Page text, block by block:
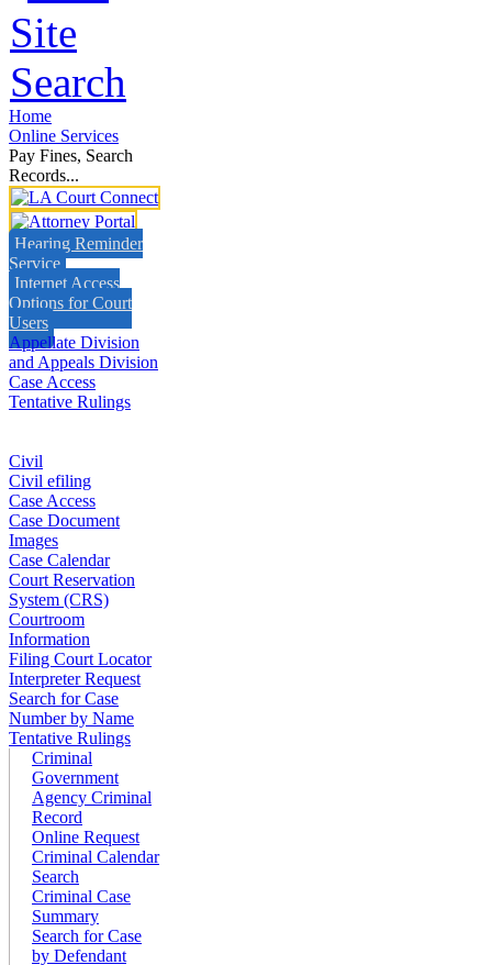
Home
Online Services
Pay Fines, Search
Records...
Hearing Reminder
Service
Internet Access
Options for Court
Users
Appellate Division
and Appeals Division
Case Access
Tentative Rulings
Civil
Civil efiling
Case Access
Case Document
Images
Case Calendar
Court Reservation
System (CRS)
Courtroom
Information
Filing Court Locator
Interpreter Request
Search for Case
Number by Name
Tentative Rulings
Criminal
Government
Agency Criminal
Record
Online Request
Criminal Calendar
Search
Criminal Case
Summary
Search for Case
by Defendant